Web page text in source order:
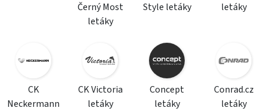
Černý Most
letáky
Style letáky
letáky
CK
Neckermann
CK Victoria
letáky
Concept
letáky
Conrad.cz
letáky